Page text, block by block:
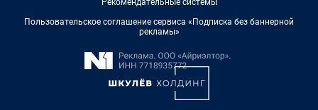
Пользовательское соглашение сервиса «Подписка без баннерной
рекламы»